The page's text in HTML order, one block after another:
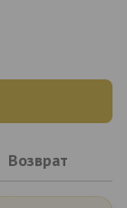
Возврат